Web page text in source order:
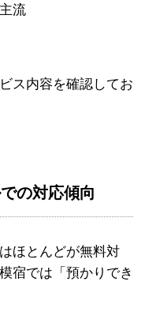
流
ス内容を確認してお
の対応傾向
ほとんどが無料対
宿では「預かりでき